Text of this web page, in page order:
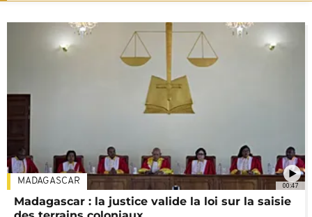
00:47
MADAGASCAR
Madagascar : la justice valide la loi sur la saisie